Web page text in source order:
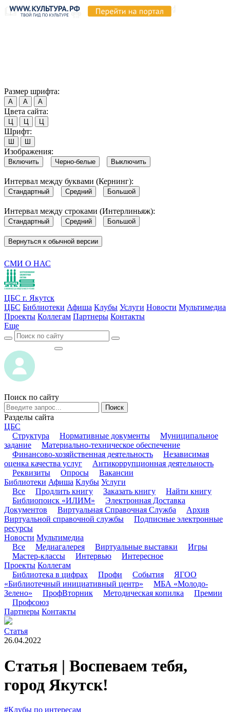
Размер шрифта:
А А А
Цвета сайта:
Ц Ц Ц
Шрифт:
Ш Ш
Изображения:
Включить Черно-белые Выключить
Интервал между буквами (Кернинг):
Стандартный Средний Большой
Интервал между строками (Интерлиньяж):
Стандартный Средний Большой
Вернуться к обычной версии
СМИ О НАС
ЦБС г. Якутск
ЦБС Библиотеки Афиша Клубы Услуги Новости Мультимедиа
Проекты Коллегам Партнеры Контакты
Еще
Поиск по сайту
Поиск
Разделы сайта
ЦБС
Структура
Нормативные документы
Муниципальное
задание
Материально-техническое обеспечение
Финансово-хозяйственная деятельность
Независимая
оценка качества услуг
Антикоррупционная деятельность
Реквизиты
Опросы
Вакансии
Библиотеки Афиша Клубы Услуги
Все
Продлить книгу Заказать книгу
Найти книгу
Библиопоиск «ИЛИМ»
Электронная Доставка
Документов
Виртуальная Справочная Служба
Архив
Виртуальной справочной службы
Подписные электронные
ресурсы
Новости Мультимедиа
Все
Медиагалерея Виртуальные выставки
Игры
Мастер-классы
Интервью
Интересное
Проекты Коллегам
Библиотека в цифрах
Профи События
ЯГОО
«Библиотечный инициативный центр»
МБА «Молодо-
Зелено»
ПрофВторник Методическая копилка
Премии
Профсоюз
Партнеры Контакты
Статья
26.04.2022
Статья | Воспеваем тебя,
город Якутск!
#Клубы по интересам